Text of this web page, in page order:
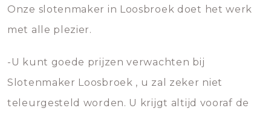
Onze slotenmaker in Loosbroek doet het werk
met alle plezier.
-U kunt goede prijzen verwachten bij
Slotenmaker Loosbroek , u zal zeker niet
teleurgesteld worden. U krijgt altijd vooraf de